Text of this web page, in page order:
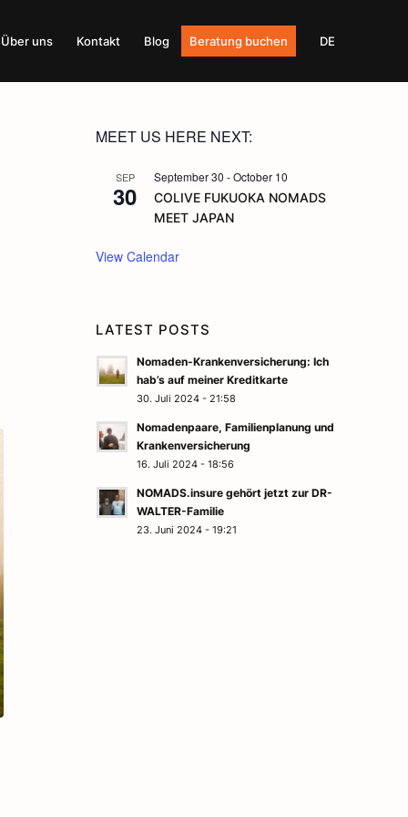
Über uns Kontakt Blog Beratung buchen DE
MEET US HERE NEXT:
SEP
30
September 30 -October 10
COLIVE FUKUOKA NOMADS
MEET JAPAN
View Calendar
LATEST POSTS
Nomaden-Krankenversicherung: Ich
hab’s auf meiner Kreditkarte
30. Juli 2024 - 21:58
Nomadenpaare, Familienplanung und
Krankenversicherung
16. Juli 2024 - 18:56
NOMADS.insure gehört jetzt zur DR-
WALTER-Familie
23. Juni 2024 - 19:21